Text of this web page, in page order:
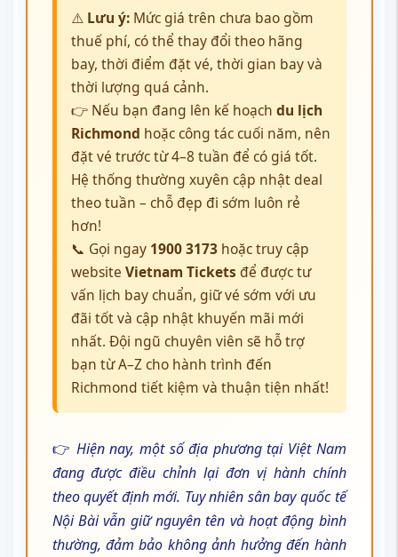
⚠️ Lưu ý:Mức giá trên chưa bao gồm
thuế phí, có thể thay đổi theo hãng
bay, thời điểm đặt vé, thời gian bay và
thời lượng quá cảnh.
👉 Nếu bạn đang lên kế hoạch du lịch
Richmond hoặc công tác cuối năm, nên
đặt vé trước từ 4–8 tuần để có giá tốt.
Hệ thống thường xuyên cập nhật deal
theo tuần – chỗ đẹp đi sớm luôn rẻ
hơn!
📞 Gọi ngay 1900 3173hoặc truy cập
website Vietnam Tickets để được tư
vấn lịch bay chuẩn, giữ vé sớm với ưu
đãi tốt và cập nhật khuyến mãi mới
nhất. Đội ngũ chuyên viên sẽ hỗ trợ
bạn từ A–Z cho hành trình đến
Richmond tiết kiệm và thuận tiện nhất!
👉 Hiện nay, một số địa phương tại Việt Nam
đang được điều chỉnh lại đơn vị hành chính
theo quyết định mới. Tuy nhiên sân bay quốc tế
Nội Bài vẫn giữ nguyên tên và hoạt động bình
thường, đảm bảo không ảnh hưởng đến hành